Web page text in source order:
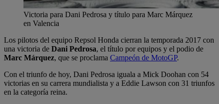
Victoria para Dani Pedrosa y título para Marc Márquez
en Valencia
Los pilotos del equipo Repsol Honda cierran la temporada 2017 con
una victoria de Dani Pedrosa, el título por equipos y el podio de
Marc Márquez, que se proclama Campeón de MotoGP.
Con el triunfo de hoy, Dani Pedrosa iguala a Mick Doohan con 54
victorias en su carrera mundialista y a Eddie Lawson con 31 triunfos
en la categoría reina.